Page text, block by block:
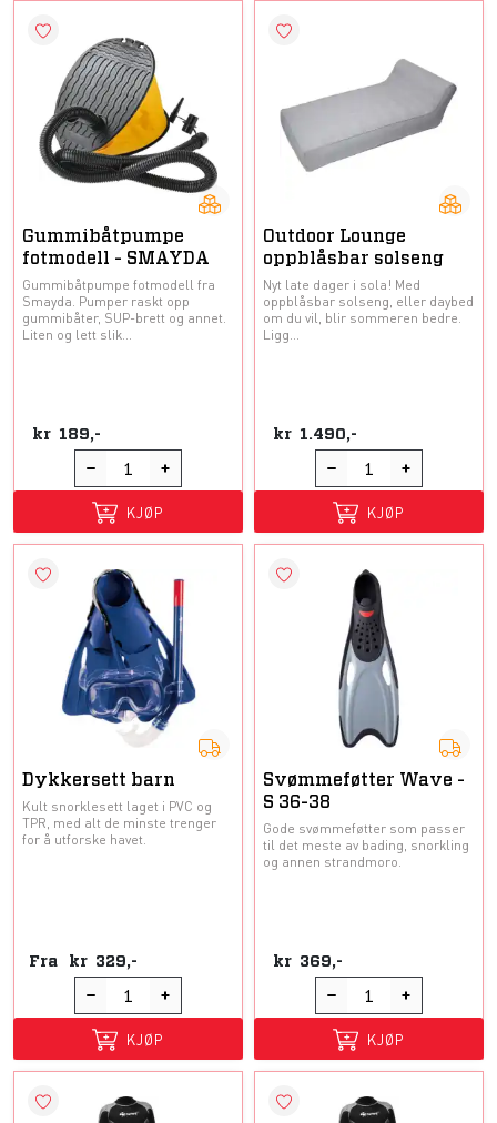
Gummibåtpumpe
fotmodell - SMAYDA
Gummibåtpumpe fotmodell fra
Smayda. Pumper raskt opp
gummibåter, SUP-brett og annet.
Liten og lett slik...
kr 189,-
KJØP
Outdoor Lounge
oppblåsbar solseng
Nyt late dager i sola! Med
oppblåsbar solseng, eller daybed
om du vil, blir sommeren bedre.
Ligg...
kr 1.490,-
KJØP
Dykkersett barn
Kult snorklesett laget i PVC og
TPR, med alt de minste trenger
for å utforske havet.
Fra kr 329,-
KJØP
Svømmeføtter Wave -
S 36-38
Gode svømmeføtter som passer
til det meste av bading, snorkling
og annen strandmoro.
kr 369,-
KJØP